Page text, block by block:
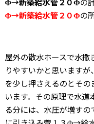
Φ→新築給水管２０Φの
屋外の散水ホースで水
りやすいかと思います
を少し押さえるのとそ
います。その原理で水
る分には、水圧が増す